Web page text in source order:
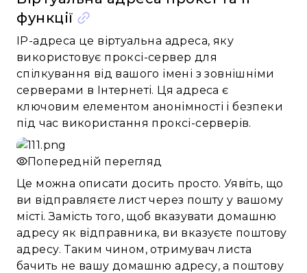
функції
IP-адреса це віртуальна адреса, яку
використовує проксі-сервер для
спілкування від вашого імені з зовнішніми
серверами в Інтернеті. Ця адреса є
ключовим елементом анонімності і безпеки
під час використання проксі-серверів.
Попередній перегляд
Це можна описати досить просто. Уявіть, що
ви відправляєте лист через пошту у вашому
місті. Замість того, щоб вказувати домашню
адресу як відправника, ви вказуєте поштову
адресу. Таким чином, отримувач листа
бачить не вашу домашню адресу, а поштову